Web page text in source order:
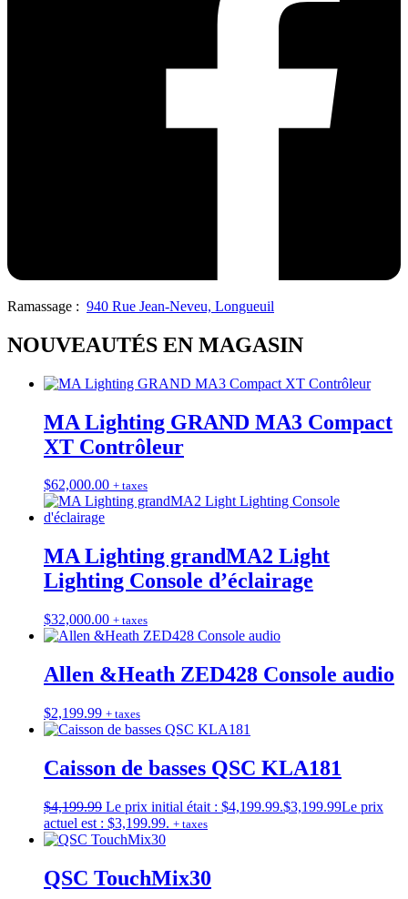
Ramassage : 940 Rue Jean-Neveu, Longueuil
NOUVEAUTÉS EN MAGASIN
MA Lighting GRAND MA3 Compact
XT Contrôleur
$62,000.00 + taxes
MA Lighting grandMA2 Light
Lighting Console d’éclairage
$32,000.00 + taxes
Allen &Heath ZED428 Console audio
$2,199.99 + taxes
Caisson de basses QSC KLA181
$4,199.99 Le prix initial était : $4,199.99.$3,199.99Le prix
actuel est : $3,199.99. + taxes
QSC TouchMix30